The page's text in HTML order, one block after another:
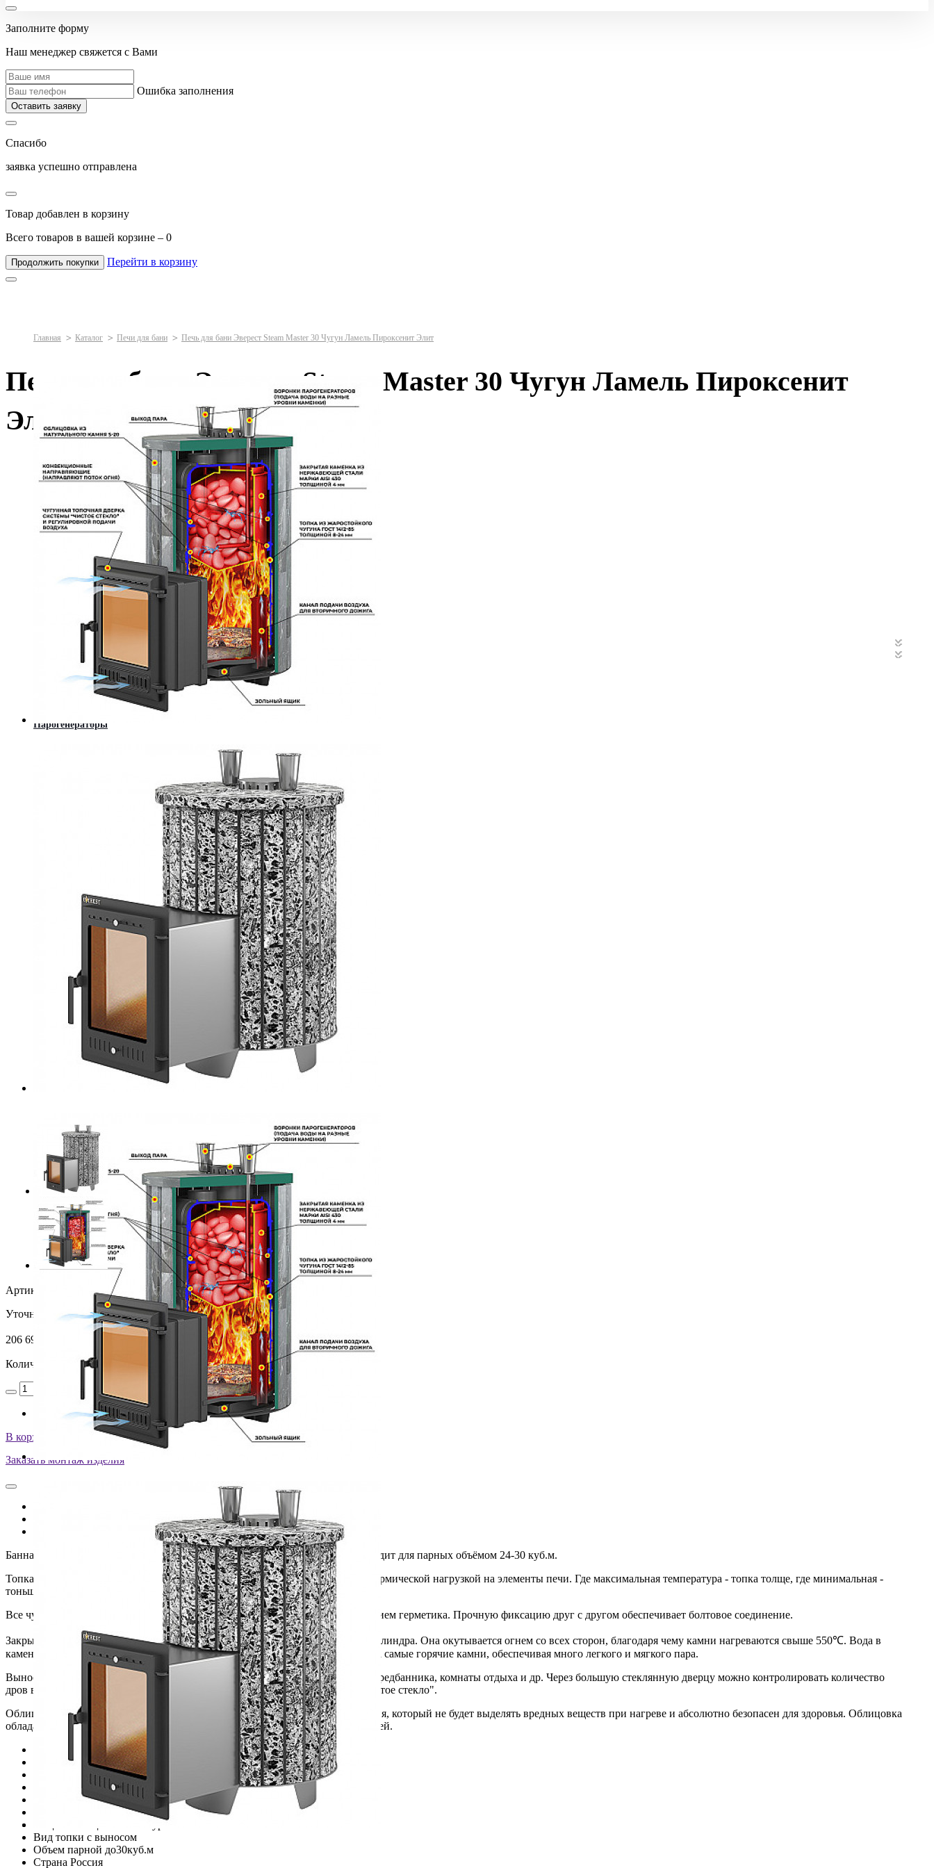
Заполните форму
Наш менеджер свяжется с Вами
Ошибка заполнения
Оставить заявку
Спасибо
заявка успешно отправлена
Товар добавлен в корзину
Всего товаров в вашей корзине – 0
Продолжить покупки Перейти в корзину
Главная Каталог Печи для бани Печь для бани Эверест Steam Master 30 Чугун Ламель Пироксенит Элит
Печь для бани Эверест Steam Master 30 Чугун Ламель Пироксенит
Элит
Дымоходы
Двустенные (сэндвич)
Одностенные
Крепёж и проход перекрытий
Кровельные элементы
Сетки для камней
Силикат кальция
Печи для дома
Печи-камины
Отопительные печи
Отопительно-варочные печи
Печи для бани
Каминные топки
Облицовки каминные
Современные камины (Hi-Tech)
Порталы из мрамора
Твердотопливные котлы
Котлы длительного горения
Парогенераторы
Артикул:
УТ-00005059
Уточняйте у менеджера
206 690
Количество
В корзину
Заказать монтаж изделия
Банная печь Эверест "Steam Master" 30 Чугун Ламель Пироксенит Элит подходит для парных объёмом 24-30 куб.м.
Топка печи сделана из чугуна толщиной 8-24 мм. Диапазон связан с разной термической нагрузкой на элементы печи. Где максимальная температура - топка толще, где минимальная -
тоньше.
Все чугунные элементы соединяются по системе "паз-гребень" с использованием герметика. Прочную фиксацию друг с другом обеспечивает болтовое соединение.
Закрытая каменка печи сделана также из нержавейки (4 мм) и имеет форму цилиндра. Она окутывается огнем со всех сторон, благодаря чему камни нагреваются свыше 550℃. Вода в
каменку подается через воронку сверху печи. Далее по трубке она попадает на самые горячие камни, обеспечивая много легкого и мягкого пара.
Выносной топливный канал позволяет топит печь из смежного помещения: предбанника, комнаты отдыха и др. Через большую стеклянную дверцу можно контролировать количество
дров в топке и любоваться огнем. Для защиты от копоти сделана система "чистое стекло".
Облицовка печи сделана в виде ламелей из экологически чистой породы камня, который не будет выделять вредных веществ при нагреве и абсолютно безопасен для здоровья. Облицовка
обладает большой теплоемкостью, благодаря чему печь дольше остается горячей.
сетка для камней
Гарантия
5 лет
Дверца печи
каминная со стеклом
Для бани или сауны? для бани
380
Материал топки печи из чугуна
облицовка из натурального камня
Вид топки с выносом
Объем парной до30куб.м
Страна Россия